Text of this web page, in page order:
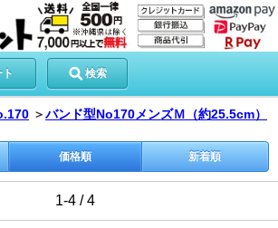
検索
＞バンド型No170メンズＭ（約25.5cm）
価格順 新着順
1-4 / 4